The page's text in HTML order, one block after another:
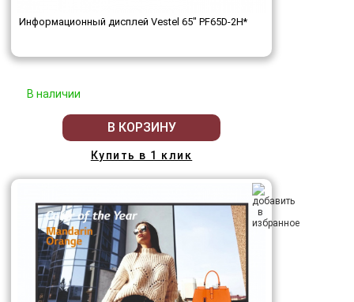
Информационный дисплей Vestel 65" PF65D-2H*
В наличии
В КОРЗИНУ
Купить в 1 клик